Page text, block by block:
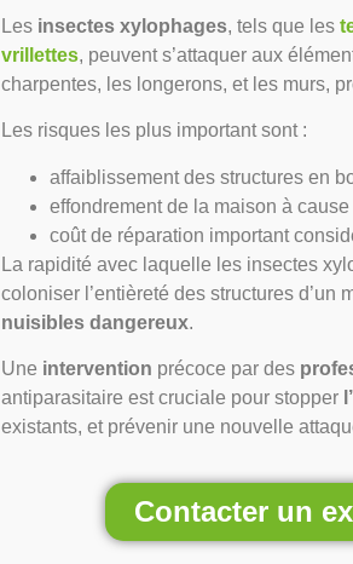
Les insectes xylophages, tels que les
vrillettes, peuvent s’attaquer aux
charpentes, les longerons, et les murs,
Les risques les plus important sont :
affaiblissement des structures en
effondrement de la maison à
coût de réparation important
La rapidité avec laquelle les insectes
coloniser l’entièreté des structures d’un
nuisibles dangereux.
Une intervention précoce par des
antiparasitaire est cruciale pour stopper
existants, et prévenir une nouvelle
Contacter un